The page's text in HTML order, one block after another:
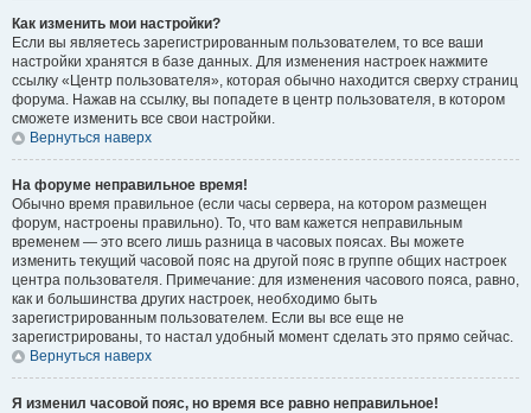
Как изменить мои настройки?
Если вы являетесь зарегистрированным пользователем, то все ваши
настройки хранятся в базе данных. Для изменения настроек нажмите
ссылку «Центр пользователя», которая обычно находится сверху страниц
форума. Нажав на ссылку, вы попадете в центр пользователя, в котором
сможете изменить все свои настройки.
Вернуться наверх
На форуме неправильное время!
Обычно время правильное (если часы сервера, на котором размещен
форум, настроены правильно). То, что вам кажется неправильным
временем — это всего лишь разница в часовых поясах. Вы можете
изменить текущий часовой пояс на другой пояс в группе общих настроек
центра пользователя. Примечание: для изменения часового пояса, равно,
как и большинства других настроек, необходимо быть
зарегистрированным пользователем. Если вы все еще не
зарегистрированы, то настал удобный момент сделать это прямо сейчас.
Вернуться наверх
Я изменил часовой пояс, но время все равно неправильное!